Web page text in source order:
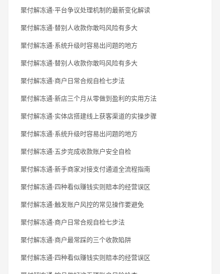
聚付解冻通·平台争议处理机制的最新变化解读
聚付解冻通·替别人收款你敢吗风险有多大
聚付解冻通·系统升级时容易出问题的地方
聚付解冻通·替别人收款你敢吗风险有多大
聚付解冻通·商户日常合规自检七步法
聚付解冻通·新店三个月从零做到盈利的实用方法
聚付解冻通·实体店搭建线上获客渠道的实操步骤
聚付解冻通·系统升级时容易出问题的地方
聚付解冻通·五步完成收款账户安全自检
聚付解冻通·新手商家对接支付通道全流程指南
聚付解冻通·四种看似赚钱实则赔本的经营误区
聚付解冻通·触发账户风控的常见操作要避免
聚付解冻通·商户日常合规自检七步法
聚付解冻通·商户最常踩的三个收款陷阱
聚付解冻通·四种看似赚钱实则赔本的经营误区